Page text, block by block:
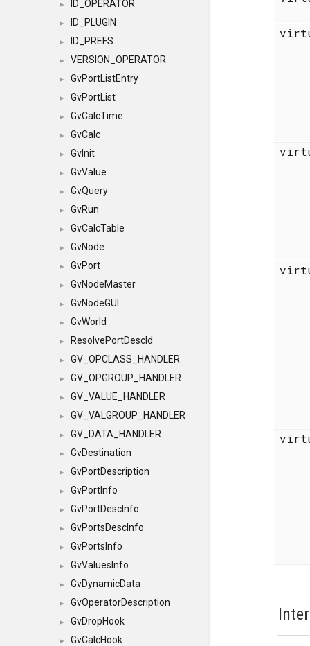
► ID_OPERATOR
► ID_PLUGIN
► ID_PREFS
► VERSION_OPERATOR
► GvPortListEntry
► GvPortList
► GvCalcTime
► GvCalc
► GvInit
► GvValue
► GvQuery
► GvRun
► GvCalcTable
► GvNode
► GvPort
► GvNodeMaster
► GvNodeGUI
► GvWorld
► ResolvePortDescId
► GV_OPCLASS_HANDLER
► GV_OPGROUP_HANDLER
► GV_VALUE_HANDLER
► GV_VALGROUP_HANDLER
► GV_DATA_HANDLER
► GvDestination
► GvPortDescription
► GvPortInfo
► GvPortDescInfo
► GvPortsDescInfo
► GvPortsInfo
► GvValuesInfo
► GvDynamicData
► GvOperatorDescription
► GvDropHook
► GvCalcHook